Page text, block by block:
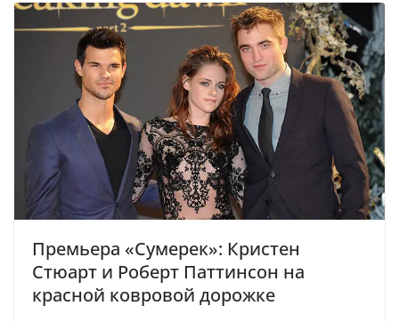
Премьера «Сумерек»: Кристен
Стюарт и Роберт Паттинсон на
красной ковровой дорожке